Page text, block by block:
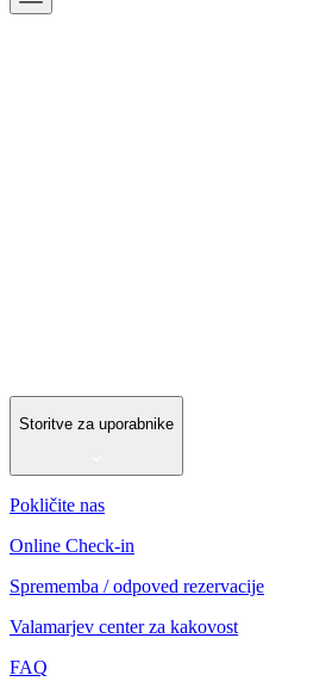
Storitve za uporabnike
Pokličite nas
Online Check-in
Sprememba / odpoved rezervacije
Valamarjev center za kakovost
FAQ